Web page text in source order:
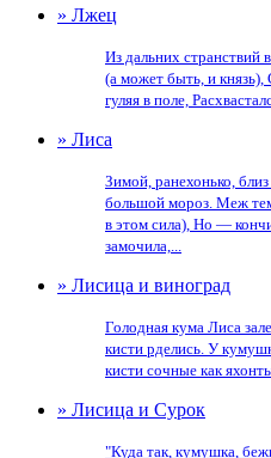
» Лжец
Из дальних странствий
(а может быть, и
гуляя в поле,
» Лиса
Зимой, ранехонько,
большой мороз. Меж
в этом сила), Но —
замочила,...
» Лисица и виноград
Голодная кума Лиса
кисти рделись. У
кисти сочные как
» Лисица и Сурок
"Куда так, кумушка,